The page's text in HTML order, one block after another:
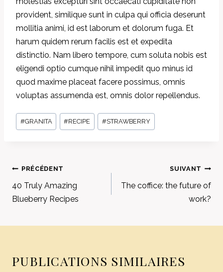
provident, similique sunt in culpa qui officia deserunt
mollitia animi, id est laborum et dolorum fuga. Et
harum quidem rerum facilis est et expedita
distinctio. Nam libero tempore, cum soluta nobis est
eligendi optio cumque nihil impedit quo minus id
quod maxime placeat facere possimus, omnis
voluptas assumenda est, omnis dolor repellendus.
Étiquettes
de
#GRANITA #RECIPE #STRAWBERRY
NAVIGATION
DE
L’ARTICLE
PRÉCÉDENT
40 Truly Amazing
Blueberry Recipes
SUIVANT
The coffice: the future of
work?
PUBLICATIONS SIMILAIRES